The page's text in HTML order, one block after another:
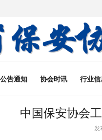
公告通知 协会时讯 行业信
中国保安协会
发